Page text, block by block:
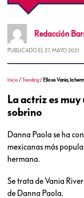
Redacción
PUBLICADO EL 27, MAYO 2021
Inicio /Trending / Ella es Vania, la
La actriz es
sobrino
Danna Paola se ha
mexicanas más
hermana.
Se trata de Vania
de Danna Paola.